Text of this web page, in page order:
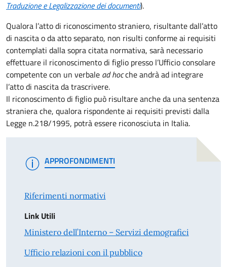
Traduzione e Legalizzazione dei documenti).
Qualora l’atto di riconoscimento straniero, risultante dall’atto
di nascita o da atto separato, non risulti conforme ai requisiti
contemplati dalla sopra citata normativa, sarà necessario
effettuare il riconoscimento di figlio presso l’Ufficio consolare
competente con un verbale ad hocche andrà ad integrare
l’atto di nascita da trascrivere.
Il riconoscimento di figlio può risultare anche da una sentenza
straniera che, qualora rispondente ai requisiti previsti dalla
Legge n.218/1995, potrà essere riconosciuta in Italia.
APPROFONDIMENTI
Riferimenti normativi
Link Utili
Ministero dell’Interno – Servizi demografici
Ufficio relazioni con il pubblico